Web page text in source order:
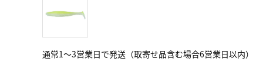
通常1～3営業日で発送（取寄せ品含む場合6営業日以内）